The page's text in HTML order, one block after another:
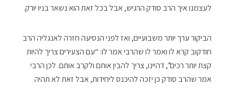
לעצמנו איך הרב סודק הרגיש, אבל בכל זאת הוא נשאר בניו יורק.
הביקור ערך יותר משבועיים, ואז לפני הנסיעה חזרה לאנגליה הרב
חודקוב קרא לו ואמר לו שהרבי אמר לו: “עם הצעירים צריך להיות
קצת יותר רכים”, דהיינו, צריך להבין אותם ולקרב אותם. לכן הרבי
אמר שהרב סודק כן יזכה להיכנס ליחידות, אבל זאת לא תהיה